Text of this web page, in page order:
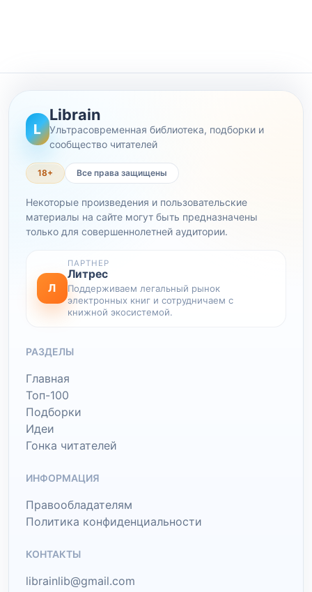
L
Librain
Ультрасовременная библиотека, подборки и
сообщество читателей
18+ Все права защищены
Некоторые произведения и пользовательские
материалы на сайте могут быть предназначены
только для совершеннолетней аудитории.
Л
ПАРТНЕР
Литрес
Поддерживаем легальный рынок
электронных книг и сотрудничаем с
книжной экосистемой.
РАЗДЕЛЫ
Главная
Топ-100
Подборки
Идеи
Гонка читателей
ИНФОРМАЦИЯ
Правообладателям
Политика конфиденциальности
КОНТАКТЫ
librainlib@gmail.com